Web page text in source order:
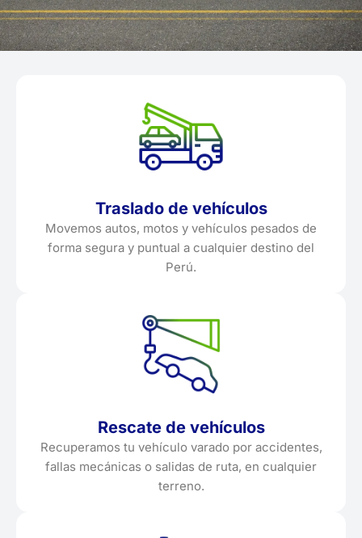
Traslado de vehículos
Movemos autos, motos y vehículos pesados de
forma segura y puntual a cualquier destino del
Perú.
Rescate de vehículos
Recuperamos tu vehículo varado por accidentes,
fallas mecánicas o salidas de ruta, en cualquier
terreno.